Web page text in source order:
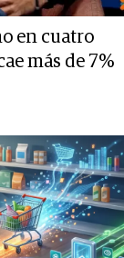
en cuatro
más de 7%